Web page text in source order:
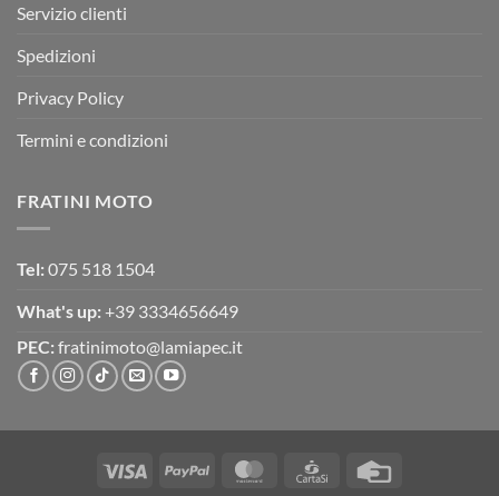
Servizio clienti
Spedizioni
Privacy Policy
Termini e condizioni
FRATINI MOTO
Tel: 075 518 1504
What's up: +39 3334656649
PEC: fratinimoto@lamiapec.it
Visa PayPal MasterCardCartaSi